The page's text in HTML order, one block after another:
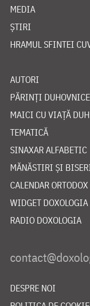
MEDIA
ȘTIRI
HRAMUL SFINTEI
AUTORI
PĂRINȚI
MAICI CU VIAȚĂ
TEMATICĂ
SINAXAR ALFABETIC
MĂNĂSTIRI ȘI
CALENDAR ORTODOX
WIDGET DOXOLOGIA
RADIO DOXOLOGIA
DESPRE NOI